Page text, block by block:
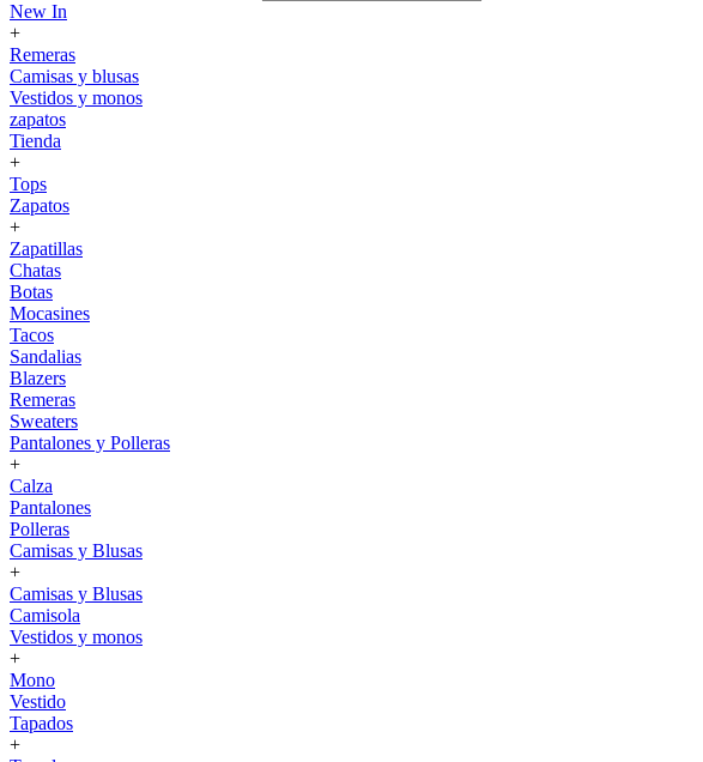
New In
+
Remeras
Camisas y blusas
Vestidos y monos
zapatos
Tienda
+
Tops
Zapatos
+
Zapatillas
Chatas
Botas
Mocasines
Tacos
Sandalias
Blazers
Remeras
Sweaters
Pantalones y Polleras
+
Calza
Pantalones
Polleras
Camisas y Blusas
+
Camisas y Blusas
Camisola
Vestidos y monos
+
Mono
Vestido
Tapados
+